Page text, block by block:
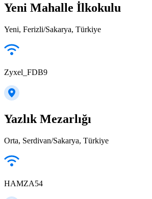
Yeni Mahalle İlkokulu
Yeni, Ferizli/Sakarya, Türkiye
Zyxel_FDB9
Yazlık Mezarlığı
Orta, Serdivan/Sakarya, Türkiye
HAMZA54